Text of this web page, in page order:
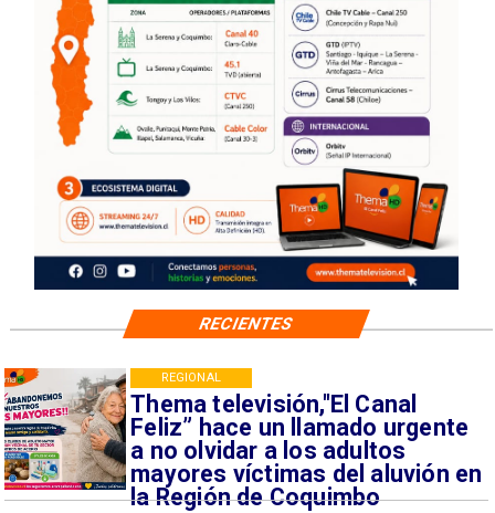
Thema televisión,"El Canal
Feliz” hace un llamado urgente
a no olvidar a los adultos
mayores víctimas del aluvión en
la Región de Coquimbo
REGIONAL
RECIENTES